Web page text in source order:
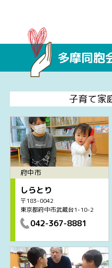
多摩同胞
子育て家
府中市
しらとり
〒183-0042
東京都府中市武蔵台1-10-2
042-367-8881